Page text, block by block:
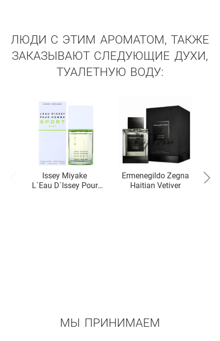
ЛЮДИ С ЭТИМ АРОМАТОМ, ТАКЖЕ
ЗАКАЗЫВАЮТ СЛЕДУЮЩИЕ ДУХИ,
ТУАЛЕТНУЮ ВОДУ:
Issey Miyake
L`Eau D`Issey Pour
Ermenegildo Zegna
Haitian Vetiver
МЫ ПРИНИМАЕМ